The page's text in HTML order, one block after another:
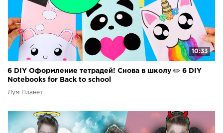
10:33
6 DIY Оформление тетрадей! Снова в школу ✏️ 6 DIY
Notebooks for Back to school
Лум Планет